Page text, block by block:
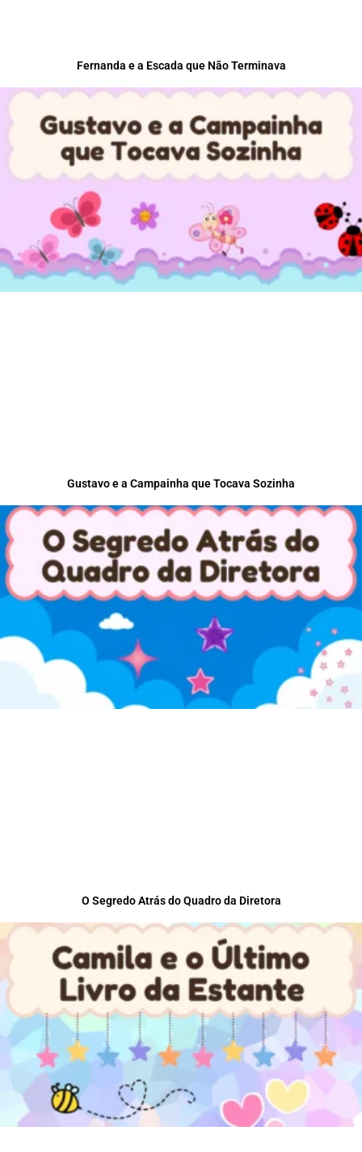
Fernanda e a Escada que Não Terminava
Gustavo e a Campainha que Tocava Sozinha
O Segredo Atrás do Quadro da Diretora